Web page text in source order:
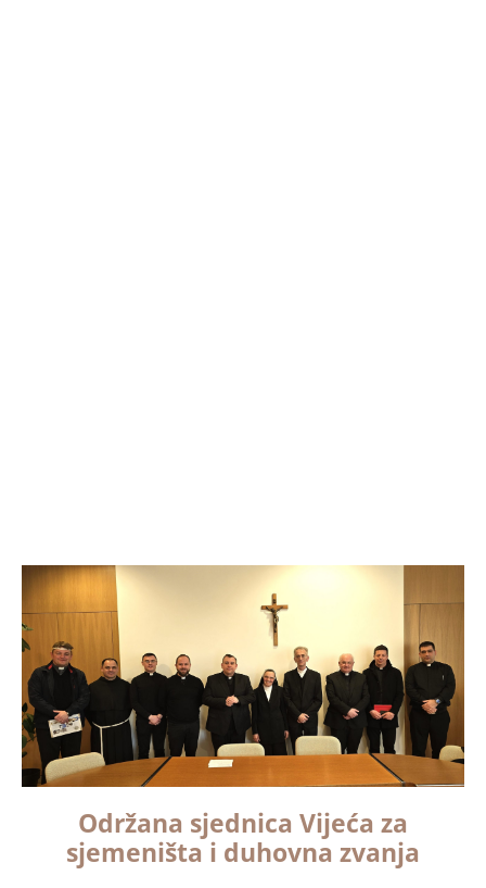
Održana sjednica Vijeća za
sjemeništa i duhovna zvanja